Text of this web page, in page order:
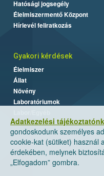
Adatkezelési
gondoskodunk személyes
cookie-kat (sütiket) használ
érdekében, melynek
„Elfogadom” gombra.
Hatósági jogsegély
Élelmiszermentő Központ
Hírlevél feliratkozás
Gyakori kérdések
Élelmiszer
Állat
Növény
Laboratóriumok